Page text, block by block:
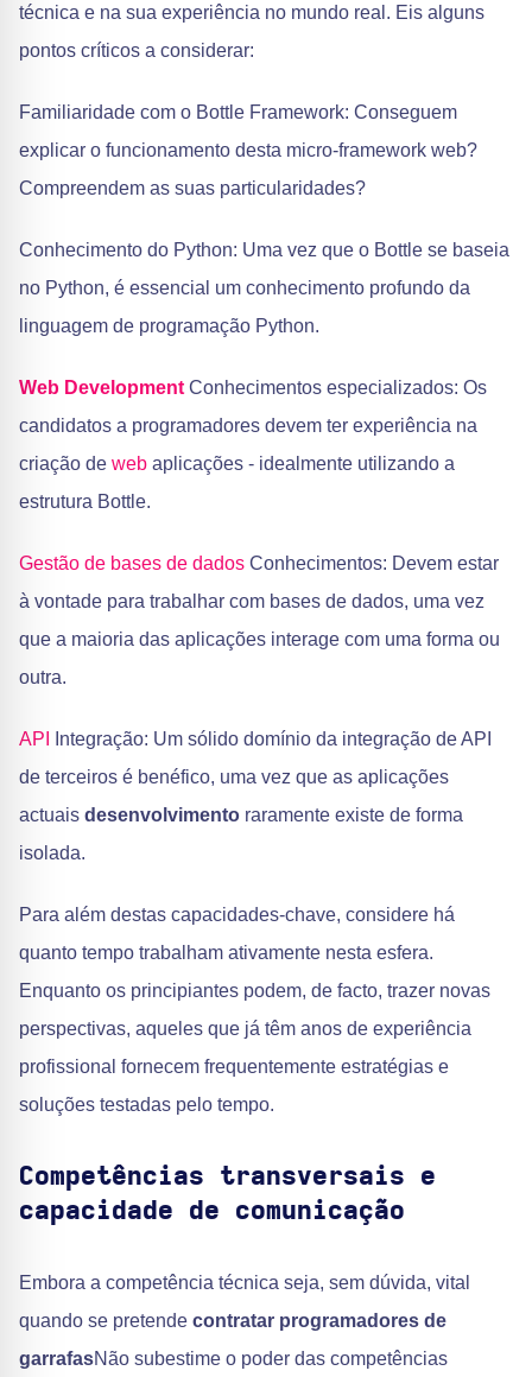
técnica e na sua experiência no mundo real. Eis alguns
pontos críticos a considerar:
Familiaridade com o Bottle Framework: Conseguem
explicar o funcionamento desta micro-framework web?
Compreendem as suas particularidades?
Conhecimento do Python: Uma vez que o Bottle se baseia
no Python, é essencial um conhecimento profundo da
linguagem de programação Python.
Web Development Conhecimentos especializados: Os
candidatos a programadores devem ter experiência na
criação de web aplicações - idealmente utilizando a
estrutura Bottle.
Gestão de bases de dados Conhecimentos: Devem estar
à vontade para trabalhar com bases de dados, uma vez
que a maioria das aplicações interage com uma forma ou
outra.
API
Integração: Um sólido domínio da integração de API
de terceiros é benéfico, uma vez que as aplicações
actuais desenvolvimento raramente existe de forma
isolada.
Para além destas capacidades-chave, considere há
quanto tempo trabalham ativamente nesta esfera.
Enquanto os principiantes podem, de facto, trazer novas
perspectivas, aqueles que já têm anos de experiência
profissional fornecem frequentemente estratégias e
soluções testadas pelo tempo.
Competências transversais e
capacidade de comunicação
Embora a competência técnica seja, sem dúvida, vital
quando se pretende contratar programadores de
garrafasNão subestime o poder das competências